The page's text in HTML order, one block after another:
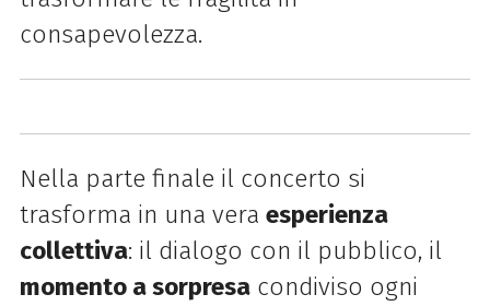
consapevolezza.
Nella parte finale il concerto si
trasforma in una vera esperienza
collettiva: il dialogo con il pubblico, il
momento a sorpresacondiviso ogni